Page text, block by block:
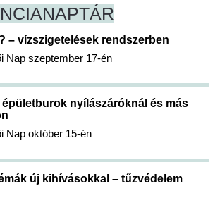
NAPTÁR
– vízszigetelések rendszerben
Nap szeptember 17-én
épületburok nyílászáróknál és más
Nap október 15-én
új kihívásokkal – tűzvédelem